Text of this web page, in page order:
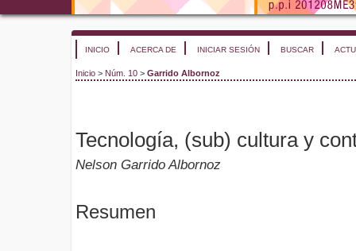
INICIO ACERCA DE INICIAR SESIÓN BUSCAR
Inicio > Núm. 10 > Garrido Albornoz
Tecnología, (sub) cultura y
Nelson Garrido Albornoz
Resumen